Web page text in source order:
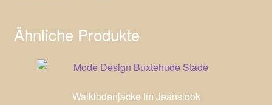
Ähnliche Produkte
Walklodenjacke im Jeanslook